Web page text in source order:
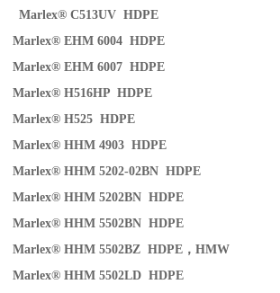
Marlex® C513UV HDPE
Marlex® EHM 6004 HDPE
Marlex® EHM 6007 HDPE
Marlex® H516HP HDPE
Marlex® H525 HDPE
Marlex® HHM 4903 HDPE
Marlex® HHM 5202-02BN HDPE
Marlex® HHM 5202BN HDPE
Marlex® HHM 5502BN HDPE
Marlex® HHM 5502BZ HDPE ，HMW
Marlex® HHM 5502LD HDPE